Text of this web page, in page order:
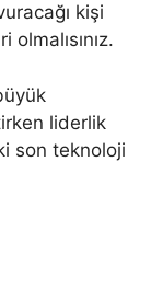
kişi
liderlik
son teknoloji